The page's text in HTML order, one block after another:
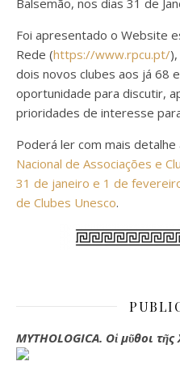
Foi apresentado o Website
Rede (https://www.rpcu.pt/
dois novos clubes aos já 68
oportunidade para discutir,
prioridades de interesse
Poderá ler com mais detalhe
Nacional de Associações e
31 de janeiro e 1 de
de Clubes Unesco.
MYTHOLOGICA. Οἱ μῦθοι τῆς